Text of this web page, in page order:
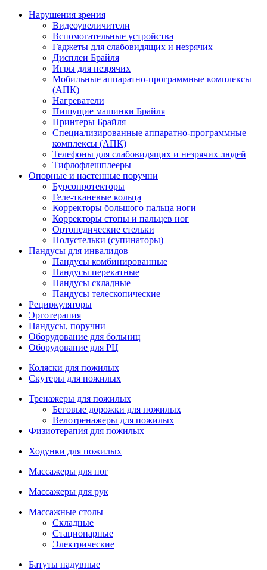
Нарушения зрения
Видеоувеличители
Вспомогательные устройства
Гаджеты для слабовидящих и незрячих
Дисплеи Брайля
Игры для незрячих
Мобильные аппаратно-программные комплексы
(АПК)
Нагреватели
Пишущие машинки Брайля
Принтеры Брайля
Специализированные аппаратно-программные
комплексы (АПК)
Телефоны для слабовидящих и незрячих людей
Тифлофлешплееры
Опорные и настенные поручни
Бурсопротекторы
Геле-тканевые кольца
Корректоры большого пальца ноги
Корректоры стопы и пальцев ног
Ортопедические стельки
Полустельки (супинаторы)
Пандусы для инвалидов
Пандусы комбинированные
Пандусы перекатные
Пандусы складные
Пандусы телескопические
Рециркуляторы
Эрготерапия
Пандусы, поручни
Оборудование для больниц
Оборудование для РЦ
Коляски для пожилых
Скутеры для пожилых
Тренажеры для пожилых
Беговые дорожки для пожилых
Велотренажеры для пожилых
Физиотерапия для пожилых
Ходунки для пожилых
Массажеры для ног
Массажеры для рук
Массажные столы
Складные
Стационарные
Электрические
Батуты надувные